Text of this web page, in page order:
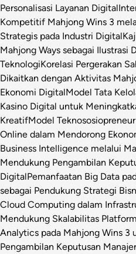
Personalisasi Layanan Digital
Kompetitif Mahjong Wins 3
Strategis pada Industri Digital
Mahjong Ways sebagai Ilustrasi
TeknologiKorelasi Pergerakan
Dikaitkan dengan Aktivitas
Ekonomi DigitalModel Tata
Kasino Digital untuk
KreatifModel
Online dalam Mendorong
Business Intelligence melalui
Mendukung Pengambilan
DigitalPemanfaatan Big Data
sebagai Pendukung Strategi
Cloud Computing dalam
Mendukung Skalabilitas
Analytics pada Mahjong Wins 3
Pengambilan Keputusan